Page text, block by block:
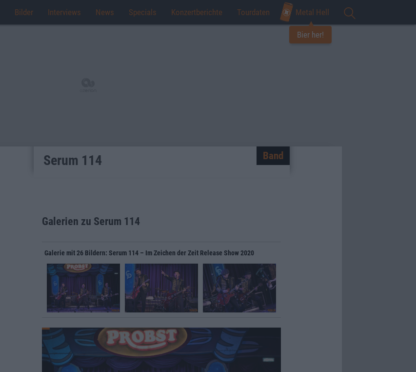
Bilder Interviews News Specials Konzertberichte Tourdaten Metal Hell
Bier her!
Serum 114 Band
Galerien zu Serum 114
Galerie mit 26 Bildern: Serum 114 – Im Zeichen der Zeit Release Show 2020